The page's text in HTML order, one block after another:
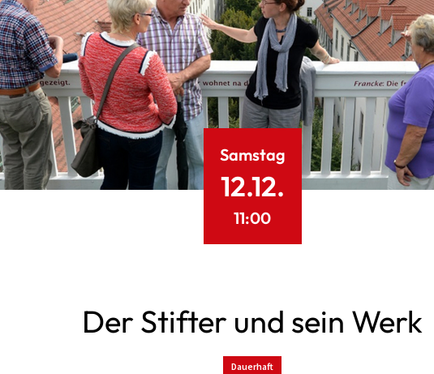
Samstag
12.12.
11:00
Der Stifter und sein Werk
Dauerhaft